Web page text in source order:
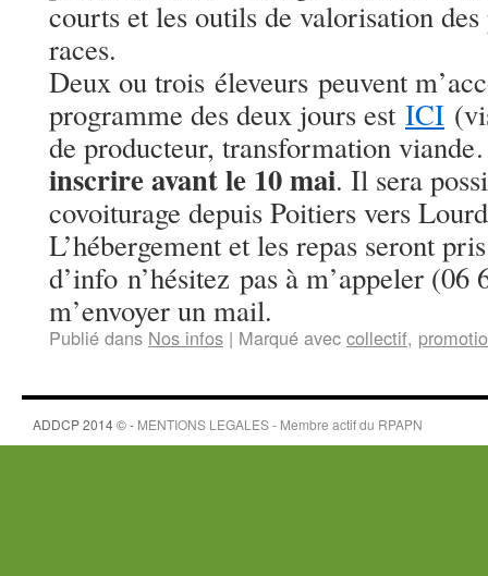
courts et les outils de valorisation des
races.
Deux ou trois éleveurs peuvent
programme des deux jours est ICI
de producteur, transformation
inscrire avant le 10 mai. Il sera
covoiturage depuis Poitiers vers
L’hébergement et les repas seront
d’info n’hésitez pas à m’appeler (06
m’envoyer un mail.
Publié dans Nos infos | Marqué avec collectif,
ADDCP 2014 © - MENTIONS LEGALES - Membre actif du RPAPN